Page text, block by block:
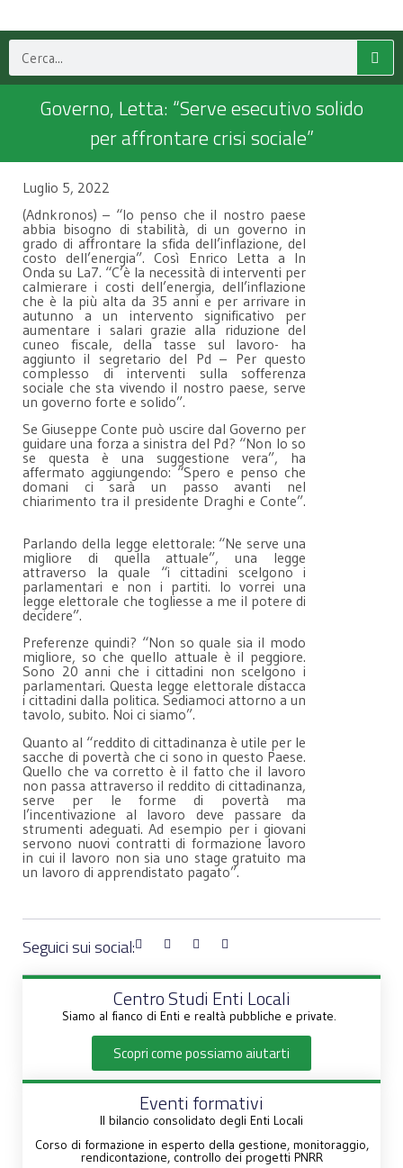
Governo, Letta: “Serve esecutivo solido
per affrontare crisi sociale”
Luglio 5, 2022
(Adnkronos) – “Io penso che il nostro paese
abbia bisogno di stabilità, di un governo in
grado di affrontare la sfida dell’inflazione, del
costo dell’energia”. Così Enrico Letta a In
Onda su La7. “C’è la necessità di interventi per
calmierare i costi dell’energia, dell’inflazione
che è la più alta da 35 anni e per arrivare in
autunno a un intervento significativo per
aumentare i salari grazie alla riduzione del
cuneo fiscale, della tasse sul lavoro- ha
aggiunto il segretario del Pd – Per questo
complesso di interventi sulla sofferenza
sociale che sta vivendo il nostro paese, serve
un governo forte e solido”.
Se Giuseppe Conte può uscire dal Governo per
guidare una forza a sinistra del Pd? “Non lo so
se questa è una suggestione vera”, ha
affermato aggiungendo: “Spero e penso che
domani ci sarà un passo avanti nel
chiarimento tra il presidente Draghi e Conte”.
Parlando della legge elettorale: “Ne serve una
migliore di quella attuale”, una legge
attraverso la quale “i cittadini scelgono i
parlamentari e non i partiti. Io vorrei una
legge elettorale che togliesse a me il potere di
decidere”.
Preferenze quindi? “Non so quale sia il modo
migliore, so che quello attuale è il peggiore.
Sono 20 anni che i cittadini non scelgono i
parlamentari. Questa legge elettorale distacca
i cittadini dalla politica. Sediamoci attorno a un
tavolo, subito. Noi ci siamo”.
Quanto al “reddito di cittadinanza è utile per le
sacche di povertà che ci sono in questo Paese.
Quello che va corretto è il fatto che il lavoro
non passa attraverso il reddito di cittadinanza,
serve per le forme di povertà ma
l’incentivazione al lavoro deve passare da
strumenti adeguati. Ad esempio per i giovani
servono nuovi contratti di formazione lavoro
in cui il lavoro non sia uno stage gratuito ma
un lavoro di apprendistato pagato”.
Seguici sui social:
Centro Studi Enti Locali
Siamo al fianco di Enti e realtà pubbliche e private.
Scopri come possiamo aiutarti
Eventi formativi
Il bilancio consolidato degli Enti Locali
Corso di formazione in esperto della gestione, monitoraggio,
rendicontazione, controllo dei progetti PNRR